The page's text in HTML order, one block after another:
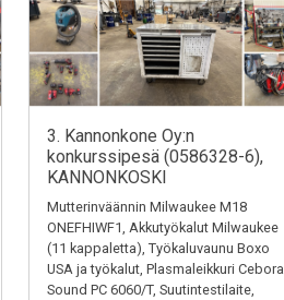
3. Kannonkone Oy:n
konkurssipesä (0586328-6),
KANNONKOSKI
Mutterinväännin Milwaukee M18
ONEFHIWF1, Akkutyökalut Milwaukee
(11 kappaletta), Työkaluvaunu Boxo
USA ja työkalut, Plasmaleikkuri Cebora
Sound PC 6060/T, Suutintestilaite,